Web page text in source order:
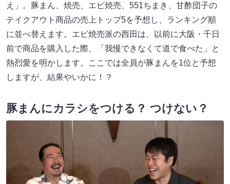
え」。豚まん、焼売、エビ焼売、551ちまき、甘酢団子の
テイクアウト商品の売上トップ5を予想し、ランキング順
に並べ替えます。エビ焼売派の西田は、以前に大阪・千日
前で商品を購入した際、「我慢できなくて道で食べた」と
熱烈愛を明かします。ここでは全員が豚まんを1位と予想
しますが、結果やいかに！？
豚まんにカラシをつける？ つけない？